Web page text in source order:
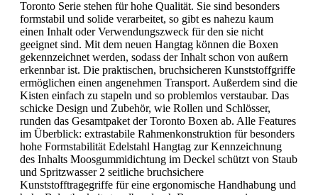
Toronto Serie stehen für hohe Qualität. Sie sind besonders
formstabil und solide verarbeitet, so gibt es nahezu kaum
einen Inhalt oder Verwendungszweck für den sie nicht
geeignet sind. Mit dem neuen Hangtag können die Boxen
gekennzeichnet werden, sodass der Inhalt schon von außern
erkennbar ist. Die praktischen, bruchsicheren Kunststoffgriffe
ermöglichen einen angenehmen Transport. Außerdem sind die
Kisten einfach zu stapeln und so problemlos verstaubar. Das
schicke Design und Zubehör, wie Rollen und Schlösser,
runden das Gesamtpaket der Toronto Boxen ab. Alle Features
im Überblick: extrastabile Rahmenkonstruktion für besonders
hohe Formstabilität Edelstahl Hangtag zur Kennzeichnung
des Inhalts Moosgummidichtung im Deckel schützt von Staub
und Spritzwasser 2 seitliche bruchsichere
Kunststofftragegriffe für eine ergonomische Handhabung und